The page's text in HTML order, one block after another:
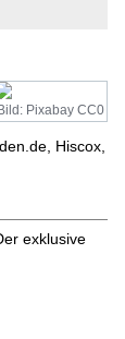
Bild: Pixabay CC0
Hiscox,
exklusive